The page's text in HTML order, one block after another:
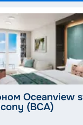
Oceanview
(BCA)